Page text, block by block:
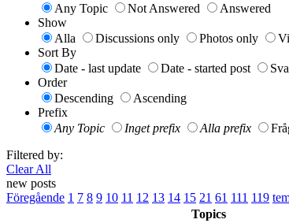
Any Topic
Not Answered
Answered
Show
Alla
Discussions only Photos only
Sort By
Date - last update
Date - started post
Order
Descending
Ascending
Prefix
Any Topic
Inget prefix Alla prefix
Filtered by:
Clear All
new posts
Föregående 1 7 8 9 10 11 12 13 14 15 21 61 111 119
Topics